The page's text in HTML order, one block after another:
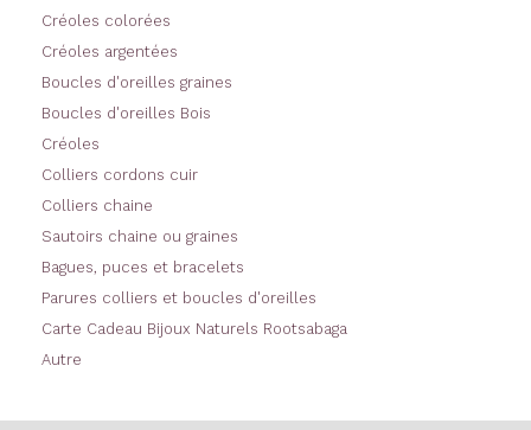
Créoles colorées
Créoles argentées
Boucles d'oreilles graines
Boucles d'oreilles Bois
Créoles
Colliers cordons cuir
Colliers chaine
Sautoirs chaine ou graines
Bagues, puces et bracelets
Parures colliers et boucles d'oreilles
Carte Cadeau Bijoux Naturels Rootsabaga
Autre